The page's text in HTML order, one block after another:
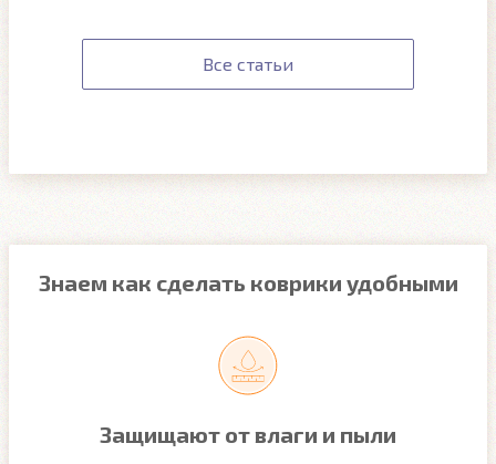
Все статьи
Знаем как сделать коврики удобными
Защищают от влаги и пыли